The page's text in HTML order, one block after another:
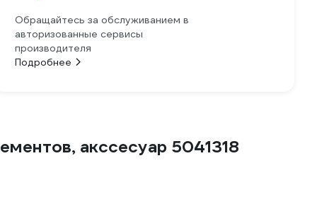
Обращайтесь за обслуживанием в
авторизованные сервисы
производителя
Подробнее
акссесуар 5041318